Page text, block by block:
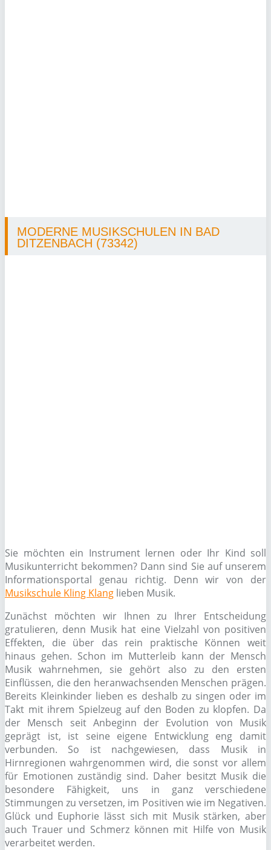
MODERNE MUSIKSCHULEN IN BAD
DITZENBACH (73342)
Sie möchten ein Instrument lernen oder Ihr Kind soll
Musikunterricht bekommen? Dann sind Sie auf unserem
Informationsportal genau richtig. Denn wir von der
Musikschule Kling Klang lieben Musik.
Zunächst möchten wir Ihnen zu Ihrer Entscheidung
gratulieren, denn Musik hat eine Vielzahl von positiven
Effekten, die über das rein praktische Können weit
hinaus gehen. Schon im Mutterleib kann der Mensch
Musik wahrnehmen, sie gehört also zu den ersten
Einflüssen, die den heranwachsenden Menschen prägen.
Bereits Kleinkinder lieben es deshalb zu singen oder im
Takt mit ihrem Spielzeug auf den Boden zu klopfen. Da
der Mensch seit Anbeginn der Evolution von Musik
geprägt ist, ist seine eigene Entwicklung eng damit
verbunden. So ist nachgewiesen, dass Musik in
Hirnregionen wahrgenommen wird, die sonst vor allem
für Emotionen zuständig sind. Daher besitzt Musik die
besondere Fähigkeit, uns in ganz verschiedene
Stimmungen zu versetzen, im Positiven wie im Negativen.
Glück und Euphorie lässt sich mit Musik stärken, aber
auch Trauer und Schmerz können mit Hilfe von Musik
verarbeitet werden.